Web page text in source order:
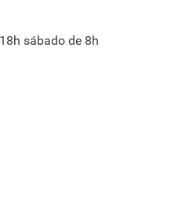
sábado de 8h